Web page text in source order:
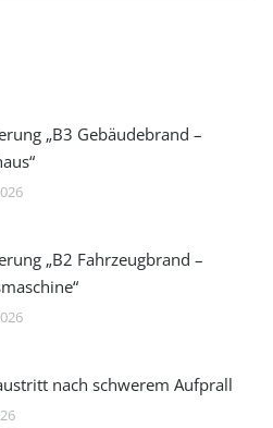
„B3 Gebäudebrand –
„B2 Fahrzeugbrand –
nach schwerem Aufprall